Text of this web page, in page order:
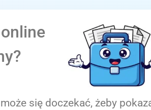
się doczekać, żeby